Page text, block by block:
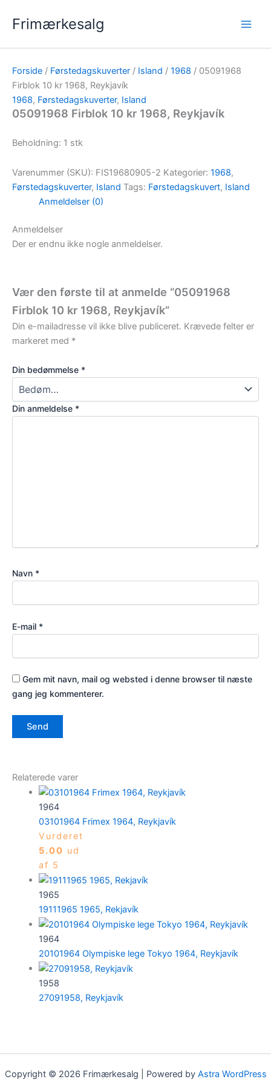
Frimærkesalg
Forside / Førstedagskuverter / Island / 1968 / 05091968
Firblok 10 kr 1968, Reykjavík
1968, Førstedagskuverter, Island
05091968 Firblok 10 kr 1968, Reykjavík
Beholdning: 1 stk
Varenummer (SKU): FIS19680905-2 Kategorier: 1968,
Førstedagskuverter, Island Tags: Førstedagskuvert, Island
Anmeldelser (0)
Anmeldelser
Der er endnu ikke nogle anmeldelser.
Vær den første til at anmelde “05091968
Firblok 10 kr 1968, Reykjavík”
Din e-mailadresse vil ikke blive publiceret. Krævede felter er
markeret med *
Din bedømmelse *
Din anmeldelse *
Navn *
E-mail *
Gem mit navn, mail og websted i denne browser til næste
gang jeg kommenterer.
Relaterede varer
1964
03101964 Frimex 1964, Reykjavík
Vurderet
5.00 ud
af 5
1965
19111965 1965, Rekjavík
1964
20101964 Olympiske lege Tokyo 1964, Reykjavík
1958
27091958, Reykjavík
Copyright © 2026 Frimærkesalg | Powered by Astra WordPress